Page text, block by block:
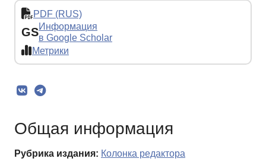
PDF (RUS)
GSИнформация
в Google Scholar
Метрики
Общая информация
Рубрика издания: Колонка редактора